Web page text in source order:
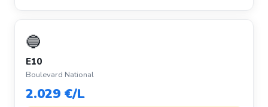
🔵
E10
Boulevard National
2.029 €/L